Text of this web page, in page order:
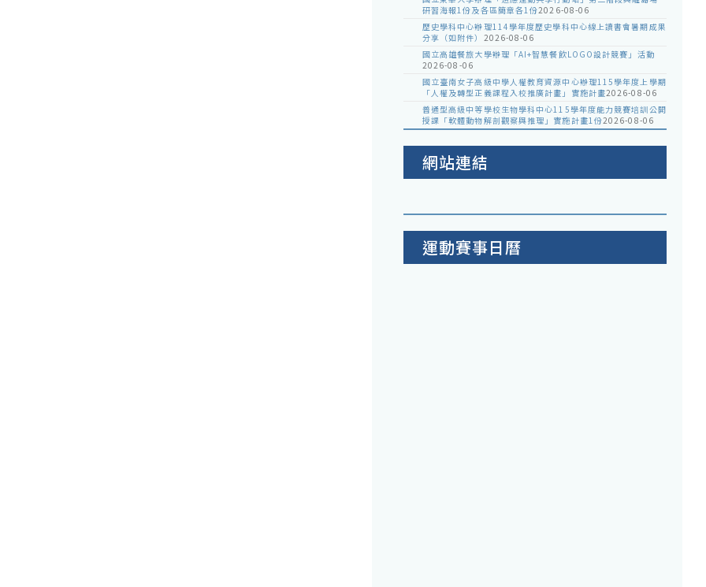
研習海報1份及各區簡章各1份2026-08-06
歷史學科中心辦理114學年度歷史學科中心線上讀書會暑期成果
分享（如附件） 2026-08-06
國立高雄餐旅大學辦理「AI+智慧餐飲LOGO設計競賽」活動
2026-08-06
國立臺南女子高級中學人權教育資源中心辦理115學年度上學期
「人權及轉型正義課程入校推廣計畫」實施計畫2026-08-06
普通型高級中等學校生物學科中心115學年度能力競賽培訓公開
授課「軟體動物解剖觀察與推理」實施計畫1份2026-08-06
網站連結
運動賽事日曆